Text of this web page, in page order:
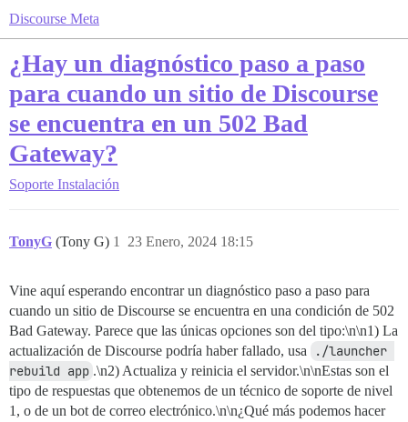
Discourse Meta
¿Hay un diagnóstico paso a paso
para cuando un sitio de Discourse
se encuentra en un 502 Bad
Gateway?
Soporte Instalación
TonyG (Tony G) 23 Enero, 2024 18:15
1
Vine aquí esperando encontrar un diagnóstico paso a paso para
cuando un sitio de Discourse se encuentra en una condición de 502
Bad Gateway. Parece que las únicas opciones son del tipo:\n\n1) La
actualización de Discourse podría haber fallado, usa
./launcher
rebuild app .\n2) Actualiza y reinicia el servidor.\n\nEstas son el
tipo de respuestas que obtenemos de un técnico de soporte de nivel
1, o de un bot de correo electrónico.\n\n¿Qué más podemos hacer